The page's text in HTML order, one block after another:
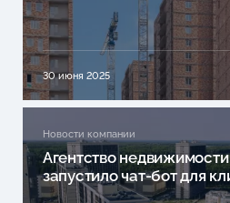
30 июня 2025
Новости компании
Агентство
запустило чат-бот для